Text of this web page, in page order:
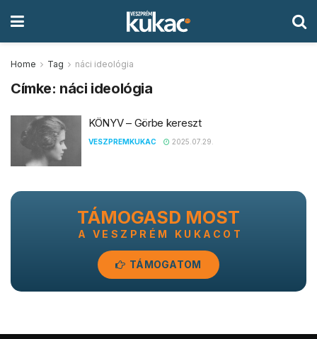
Home Tag náci ideológia
Címke: náci ideológia
KÖNYV – Görbe kereszt
VESZPREMKUKAC 2025.07.29.
TÁMOGASD MOST
A VESZPRÉM KUKACOT
TÁMOGATOM